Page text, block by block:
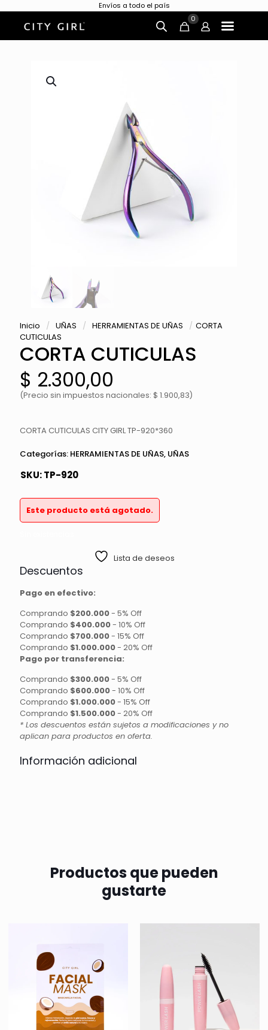
Envíos a todo el país
0
Inicio / UÑAS / HERRAMIENTAS DE UÑAS / CORTA
CUTICULAS
CORTA CUTICULAS
$ 2.300,00
(Precio sin impuestos nacionales: $ 1.900,83)
CORTA CUTICULAS CITY GIRL TP-920*360
Categorías: HERRAMIENTAS DE UÑAS, UÑAS
SKU:TP-920
Este producto está agotado.
Lista de deseos
Descuentos
Pago en efectivo:
Comprando $200.000- 5% Off
Comprando $400.000- 10% Off
Comprando $700.000- 15% Off
Comprando $1.000.000- 20% Off
Pago por transferencia:
Comprando $300.000- 5% Off
Comprando $600.000- 10% Off
Comprando $1.000.000- 15% Off
Comprando $1.500.000- 20% Off
* Los descuentos están sujetos a modificaciones y no
aplican para productos en oferta.
Información adicional
Productos que pueden
gustarte